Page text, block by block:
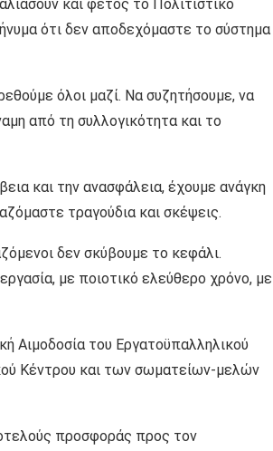
και φέτος το Πολιτιστικό
ότι δεν αποδεχόμαστε το σύστημα
όλοι μαζί. Να συζητήσουμε, να
από τη συλλογικότητα και το
και την ανασφάλεια, έχουμε ανάγκη
τραγούδια και σκέψεις.
δεν σκύβουμε το κεφάλι.
με ποιοτικό ελεύθερο χρόνο, με
Αιμοδοσία του Εργατοϋπαλληλικού
Κέντρου και των σωματείων-μελών
προσφοράς προς τον